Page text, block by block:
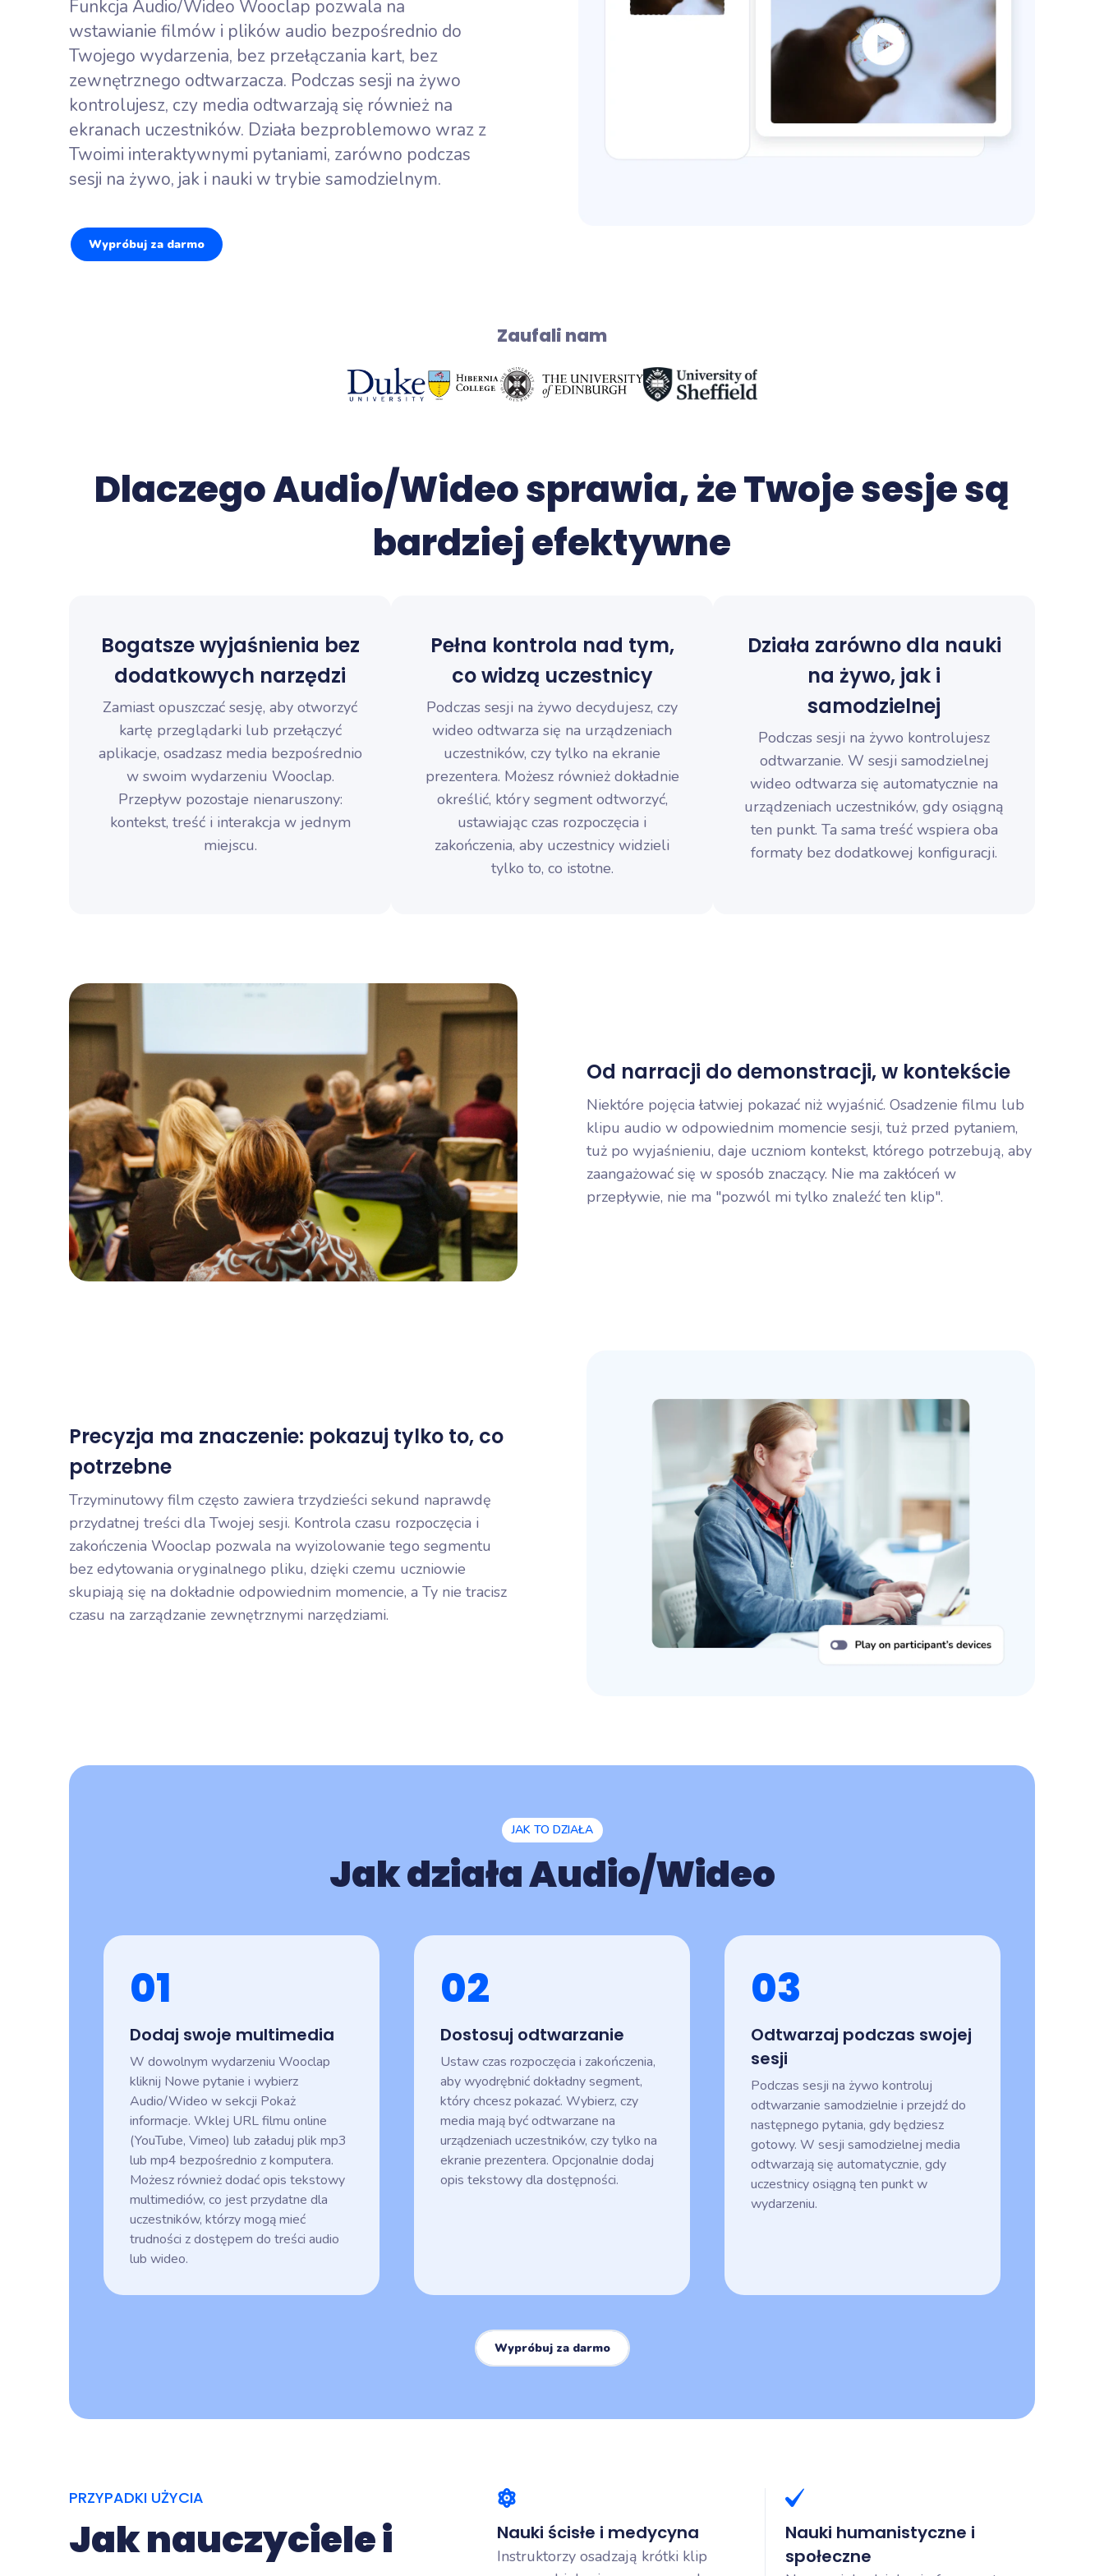
Burza mózgów
Zbierz każdy pomysł, od każdego
uczestnika
Głosowanie na żywo
Odkryj, co naprawdę myślą Twoi
odbiorcy
Funkcja Audio/Wideo Wooclap pozwala na
wstawianie filmów i plików audio bezpośrednio do
Twojego wydarzenia, bez przełączania kart, bez
zewnętrznego odtwarzacza. Podczas sesji na żywo
kontrolujesz, czy media odtwarzają się również na
ekranach uczestników. Działa bezproblemowo wraz z
Twoimi interaktywnymi pytaniami, zarówno podczas
sesji na żywo, jak i nauki w trybie samodzielnym.
Wypróbuj za darmo
Zaufali nam
Dlaczego Audio/Wideo sprawia, że Twoje sesje są
bardziej efektywne
Bogatsze wyjaśnienia bez
dodatkowych narzędzi
Zamiast opuszczać sesję, aby otworzyć
kartę przeglądarki lub przełączyć
aplikacje, osadzasz media bezpośrednio
w swoim wydarzeniu Wooclap.
Przepływ pozostaje nienaruszony:
kontekst, treść i interakcja w jednym
miejscu.
Pełna kontrola nad tym,
co widzą uczestnicy
Podczas sesji na żywo decydujesz, czy
wideo odtwarza się na urządzeniach
uczestników, czy tylko na ekranie
prezentera. Możesz również dokładnie
określić, który segment odtworzyć,
ustawiając czas rozpoczęcia i
zakończenia, aby uczestnicy widzieli
tylko to, co istotne.
Działa zarówno dla nauki
na żywo, jak i
samodzielnej
Podczas sesji na żywo kontrolujesz
odtwarzanie. W sesji samodzielnej
wideo odtwarza się automatycznie na
urządzeniach uczestników, gdy osiągną
ten punkt. Ta sama treść wspiera oba
formaty bez dodatkowej konfiguracji.
Od narracji do demonstracji, w kontekście
Niektóre pojęcia łatwiej pokazać niż wyjaśnić. Osadzenie filmu lub
klipu audio w odpowiednim momencie sesji, tuż przed pytaniem,
tuż po wyjaśnieniu, daje uczniom kontekst, którego potrzebują, aby
zaangażować się w sposób znaczący. Nie ma zakłóceń w
przepływie, nie ma "pozwól mi tylko znaleźć ten klip".
Precyzja ma znaczenie: pokazuj tylko to, co
potrzebne
Trzyminutowy film często zawiera trzydzieści sekund naprawdę
przydatnej treści dla Twojej sesji. Kontrola czasu rozpoczęcia i
zakończenia Wooclap pozwala na wyizolowanie tego segmentu
bez edytowania oryginalnego pliku, dzięki czemu uczniowie
skupiają się na dokładnie odpowiednim momencie, a Ty nie tracisz
czasu na zarządzanie zewnętrznymi narzędziami.
JAK TO DZIAŁA
Jak działa Audio/Wideo
01
Dodaj swoje multimedia
W dowolnym wydarzeniu Wooclap
kliknij Nowe pytanie i wybierz
Audio/Wideo w sekcji Pokaż
informacje. Wklej URL filmu online
(YouTube, Vimeo) lub załaduj plik mp3
lub mp4 bezpośrednio z komputera.
Możesz również dodać opis tekstowy
multimediów, co jest przydatne dla
uczestników, którzy mogą mieć
trudności z dostępem do treści audio
lub wideo.
02
Dostosuj odtwarzanie
Ustaw czas rozpoczęcia i zakończenia,
aby wyodrębnić dokładny segment,
który chcesz pokazać. Wybierz, czy
media mają być odtwarzane na
urządzeniach uczestników, czy tylko na
ekranie prezentera. Opcjonalnie dodaj
opis tekstowy dla dostępności.
03
Odtwarzaj podczas swojej
sesji
Podczas sesji na żywo kontroluj
odtwarzanie samodzielnie i przejdź do
następnego pytania, gdy będziesz
gotowy. W sesji samodzielnej media
odtwarzają się automatycznie, gdy
uczestnicy osiągną ten punkt w
wydarzeniu.
Wypróbuj za darmo
PRZYPADKI UŻYCIA
Jak nauczyciele i
Nauki ścisłe i medycyna
Instruktorzy osadzają krótki klip
Nauki humanistyczne i
społeczne